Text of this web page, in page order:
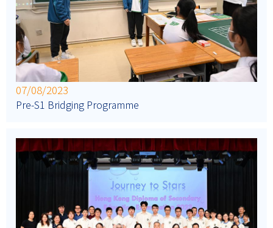
07/08/2023
Pre-S1 Bridging Programme